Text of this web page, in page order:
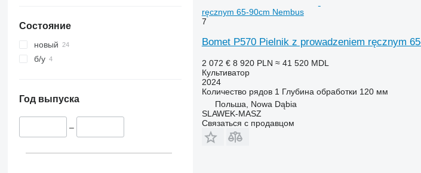
Состояние
новый
б/у
Год выпуска
–
ręcznym 65-90cm Nembus
7
Bomet P570 Pielnik z prowadzeniem ręcznym
2 072 € 8 920 PLN ≈ 41 520 MDL
Культиватор
2024
Количество рядов 1 Глубина обработки 120 мм
Польша, Nowa Dąbia
SLAWEK-MASZ
Связаться с продавцом